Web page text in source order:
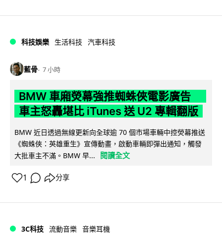
科技娛樂 生活科技 汽車科技
藍骨 7 小時
BMW 車廂熒幕強推蜘蛛俠電影廣告
車主怒轟堪比 iTunes 送 U2 專輯翻版
BMW 近日透過無線更新向全球逾 70 個市場車輛中控熒幕推送
《蜘蛛俠：英雄重生》宣傳動畫，啟動車輛即彈出通知，觸發
大批車主不滿。BMW 早...
閱讀全文
1 分享
3C科技 流動音樂 音樂耳機